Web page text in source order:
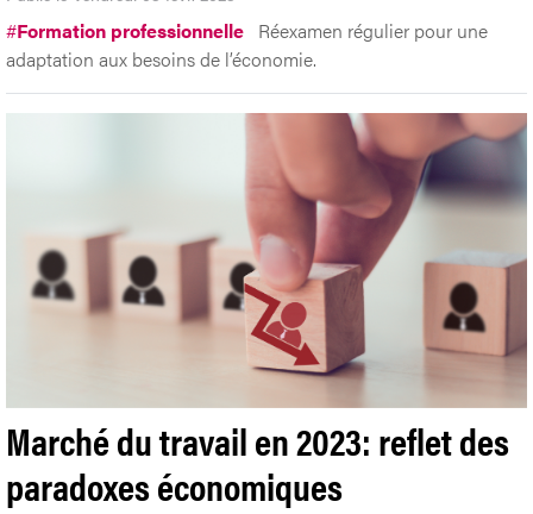
#Formation professionnelle Réexamen régulier pour une
adaptation aux besoins de l’économie.
Marché du travail en 2023: reflet des
paradoxes économiques